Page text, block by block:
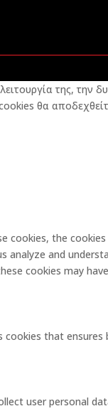
της, την
θα
the
and
cookies may
that
user personal